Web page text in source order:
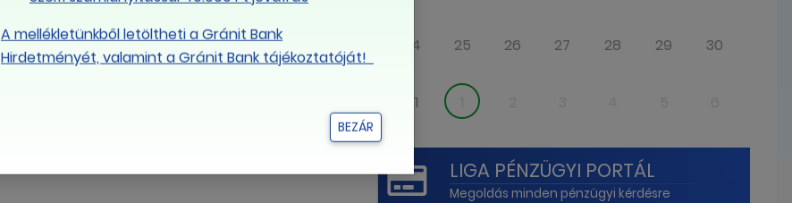
24 25 26 27 28 29 30
31
LIGA PÉNZÜGYI PORTÁL
Megoldás minden pénzügyi kérdésre
A mellékletünkből letöltheti a Gránit Bank
Hirdetményét, valamint a Gránit Bank tájékoztatóját!
BEZÁR